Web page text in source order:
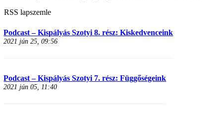
RSS lapszemle
Podcast – Kispályás Szotyi 8. rész: Kiskedvenceink
2021 jún 25, 09:56
Podcast – Kispályás Szotyi 7. rész: Függőségeink
2021 jún 05, 11:40